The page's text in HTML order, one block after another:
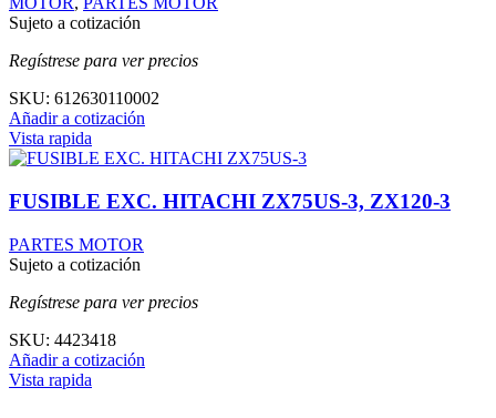
Sujeto a cotización
Regístrese para ver precios
SKU: 612630110002
Añadir a cotización
Vista rapida
FUSIBLE EXC. HITACHI ZX75US-3, ZX120-3
PARTES MOTOR
Sujeto a cotización
Regístrese para ver precios
SKU: 4423418
Añadir a cotización
Vista rapida